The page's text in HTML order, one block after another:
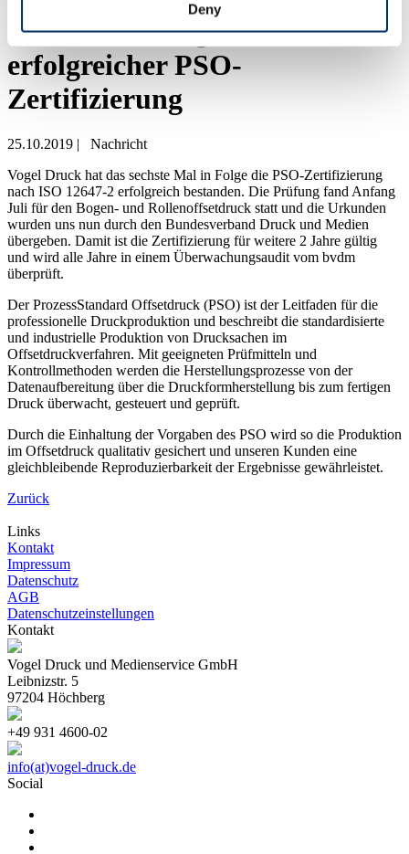
Deny
Urkundenübergabe nach
erfolgreicher PSO-
Zertifizierung
25.10.2019 |
Nachricht
Vogel Druck hat das sechste Mal in Folge die PSO-Zertifizierung
nach ISO 12647-2 erfolgreich bestanden. Die Prüfung fand Anfang
Juli für den Bogen- und Rollenoffsetdruck statt und die Urkunden
wurden uns nun durch den Bundesverband Druck und Medien
übergeben. Damit ist die Zertifizierung für weitere 2 Jahre gültig
und wird alle Jahre in einem Überwachungsaudit vom bvdm
überprüft.
Der ProzessStandard Offsetdruck (PSO) ist der Leitfaden für die
professionelle Druckproduktion und beschreibt die standardisierte
und industrielle Produktion von Drucksachen im
Offsetdruckverfahren. Mit geeigneten Prüfmitteln und
Kontrollmethoden werden die Herstellungsprozesse von der
Datenaufbereitung über die Druckformherstellung bis zum fertigen
Druck überwacht, gesteuert und geprüft.
Durch die Einhaltung der Vorgaben des PSO wird so die Produktion
im Offsetdruck qualitativ gesichert und unseren Kunden eine
gleichbleibende Reproduzierbarkeit der Ergebnisse gewährleistet.
Zurück
Links
Kontakt
Impressum
Datenschutz
AGB
Datenschutzeinstellungen
Kontakt
Vogel Druck und Medienservice GmbH
Leibnizstr. 5
97204 Höchberg
+49 931 4600-02
info(at)vogel-druck.de
Social